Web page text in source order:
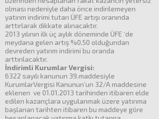
olması nedeniyle daha önce indirilemeyen
yatırım indirimi tutarı ÜFE artışı oranında
arttırlarak dikkate alınacaktır.
2013 yılının ilk üç aylık döneminde ÜFE ‘de
meydana gelen artış %0.50 olduğundan
devreden yatırım indirimi bu oranda
arttırılacaktır.
İndirimli Kurumlar Vergisi:
6322 sayılı kanunun 39.maddesiyle
KurumlarVergisi Kanunun’un 32/A maddesine
eklenen ve 01.01.2013 tarihinden itibaren elde
edilen kazançlara uygulanmak üzere yatırıma
başlanan tarihten itibaren bu maddeye göre